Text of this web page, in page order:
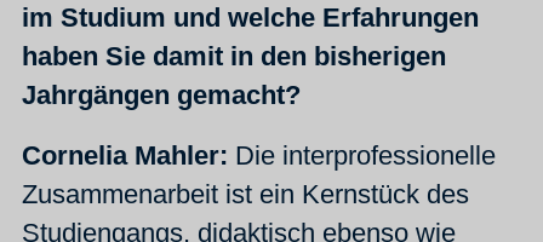
im Studium und welche Erfahrungen
haben Sie damit in den bisherigen
Jahrgängen gemacht?
Cornelia Mahler: Die interprofessionelle
Zusammenarbeit ist ein Kernstück des
Studiengangs, didaktisch ebenso wie